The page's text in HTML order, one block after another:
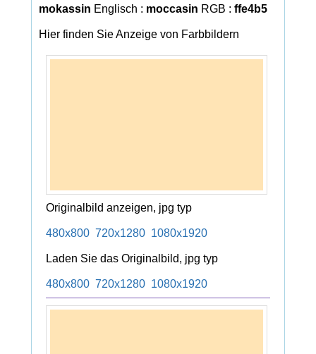
mokassin Englisch : moccasin RGB : ffe4b5
Hier finden Sie Anzeige von Farbbildern
Originalbild anzeigen, jpg typ
480x800 720x1280 1080x1920
Laden Sie das Originalbild, jpg typ
480x800 720x1280 1080x1920